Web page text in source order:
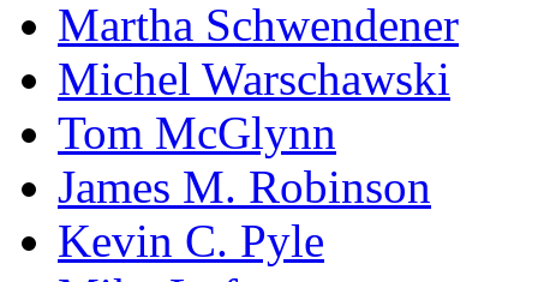
Martha Schwendener
Michel Warschawski
Tom McGlynn
James M. Robinson
Kevin C. Pyle